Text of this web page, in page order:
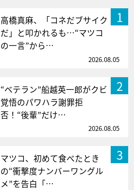
1
高橋真麻、「コネだブサイク
だ」と叩かれるも…“マツコ
の一言”から…
2026.08.05
2
“ベテラン”船越英一郎がクビ
覚悟のパワハラ謝罪拒
否！“後輩”だけ…
2026.08.05
3
マツコ、初めて食べたとき
の“衝撃度ナンバーワングル
メ”を告白「…